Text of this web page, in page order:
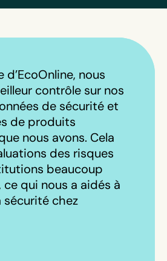
d’EcoOnline, nous
contrôle sur nos
de sécurité et
de produits
nous avons. Cela
des risques
beaucoup
ce qui nous a aidés à
sécurité chez